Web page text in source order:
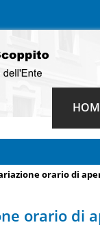
orario di
orario di